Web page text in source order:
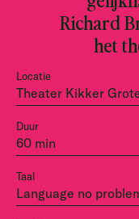
Locatie
Theater Kikker
Duur
60 min
Taal
Language no
Richard
het